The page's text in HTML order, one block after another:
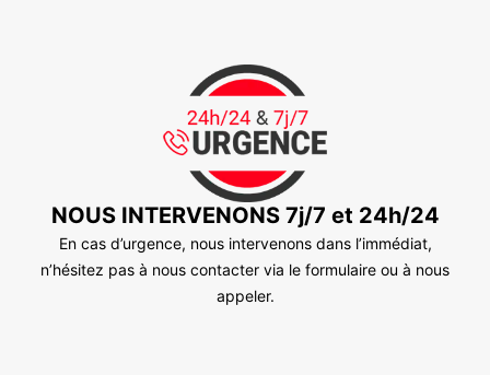
NOUS INTERVENONS 7j/7 et 24h/24
En cas d’urgence, nous intervenons dans l’immédiat,
n’hésitez pas à nous contacter via le formulaire ou à nous
appeler.